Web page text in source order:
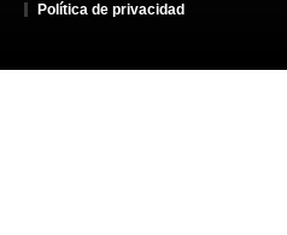
Política de privacidad